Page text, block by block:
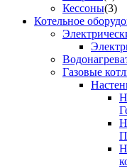
Кессоны(3)
Котельное
Газовые